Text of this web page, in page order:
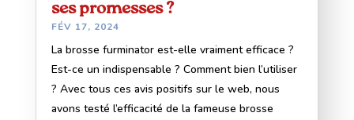
ses promesses ?
FÉV 17, 2024
La brosse furminator est-elle vraiment efficace ?
Est-ce un indispensable ? Comment bien l’utiliser
? Avec tous ces avis positifs sur le web, nous
avons testé l’efficacité de la fameuse brosse